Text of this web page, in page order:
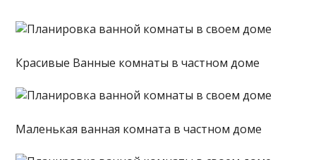
Красивые Ванные комнаты в частном доме
Маленькая ванная комната в частном доме